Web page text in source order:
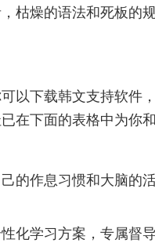
枯燥的语法和死板的
以下载韩文支持软件
在下面的表格中为你和
的作息习惯和大脑的
化学习方案，专属督